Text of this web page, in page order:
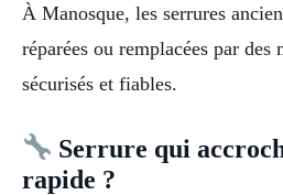
À Manosque, les serrures
réparées ou remplacées par des
sécurisés et fiables.
Serrure qui
rapide ?